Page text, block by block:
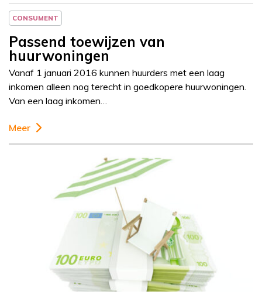
CONSUMENT
Passend toewijzen van
huurwoningen
Vanaf 1 januari 2016 kunnen huurders met een laag
inkomen alleen nog terecht in goedkopere huurwoningen.
Van een laag inkomen…
Meer
Column
Rogier de Haan